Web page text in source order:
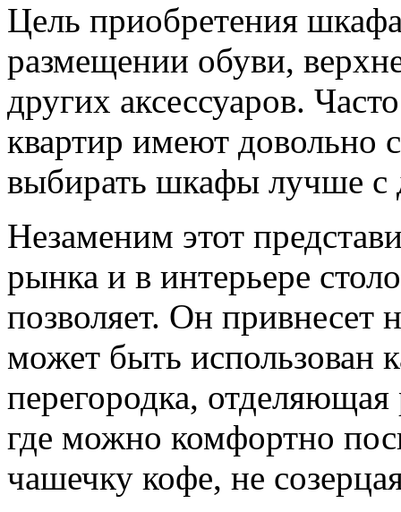
Цель приобретения
размещении обуви,
других аксессуаров.
квартир имеют довольно
выбирать шкафы лучше с
Незаменим этот
рынка и в интерьере
позволяет. Он привнесет
может быть использован
перегородка,
где можно комфортно
чашечку кофе, не